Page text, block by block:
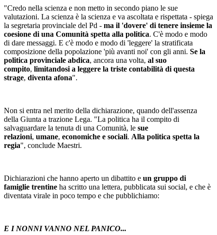
"Credo nella scienza e non metto in secondo piano le sue
valutazioni. La scienza è la scienza e va ascoltata e rispettata - spiega
la segretaria provinciale del Pd - ma il 'dovere' di tenere insieme la
coesione di una Comunità spetta alla politica. C'è modo e modo
di dare messaggi. E c'è modo e modo di 'leggere' la stratificata
composizione della popolazione 'più avanti noi' con gli anni. Se la
politica provinciale abdica, ancora una volta, al suo
compito, limitandosi a leggere la triste contabilità di questa
strage, diventa afona".
Non si entra nel merito della dichiarazione, quando dell'assenza
della Giunta a trazione Lega. "La politica ha il compito di
salvaguardare la tenuta di una Comunità, le sue
relazioni, umane, economiche e sociali. Alla politica spetta la
regia", conclude Maestri.
Dichiarazioni che hanno aperto un dibattito e un gruppo di
famiglie trentine ha scritto una lettera, pubblicata sui social, e che è
diventata virale in poco tempo e che pubblichiamo:
E I NONNI VANNO NEL PANICO...